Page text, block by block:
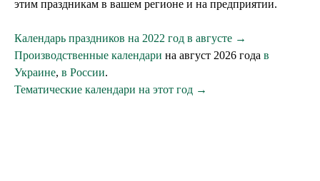
этим праздникам в вашем регионе и на предприятии.
Календарь праздников на 2022 год в августе →
Производственные календари на август 2026 года в
Украине, в России.
Тематические календари на этот год →